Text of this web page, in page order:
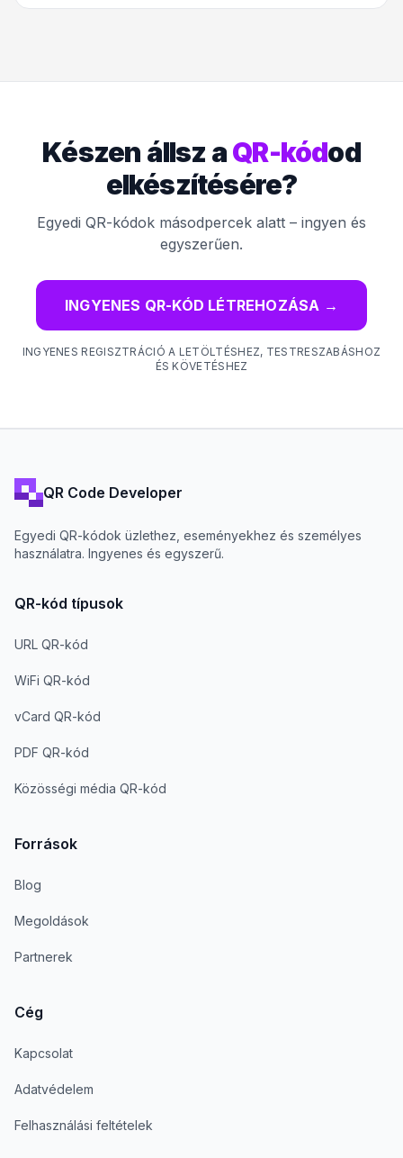
Készen állsz aQR-kódod
elkészítésére?
Egyedi QR-kódok másodpercek alatt – ingyen és
egyszerűen.
INGYENES QR-KÓD LÉTREHOZÁSA →
INGYENES REGISZTRÁCIÓ A LETÖLTÉSHEZ, TESTRESZABÁSHOZ
ÉS KÖVETÉSHEZ
QR Code Developer
Egyedi QR-kódok üzlethez, eseményekhez és személyes
használatra. Ingyenes és egyszerű.
QR-kód típusok
URL QR-kód
WiFi QR-kód
vCard QR-kód
PDF QR-kód
Közösségi média QR-kód
Források
Blog
Megoldások
Partnerek
Cég
Kapcsolat
Adatvédelem
Felhasználási feltételek